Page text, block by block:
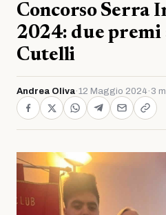
Concorso Serra
2024: due premi
Cutelli
Andrea Oliva·12 Maggio 2024 · 3